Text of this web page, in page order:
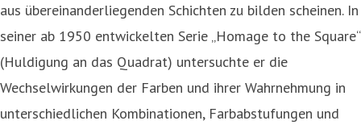
aus übereinanderliegenden Schichten zu bilden scheinen. In
seiner ab 1950 entwickelten Serie „Homage to the Square“
(Huldigung an das Quadrat) untersuchte er die
Wechselwirkungen der Farben und ihrer Wahrnehmung in
unterschiedlichen Kombinationen, Farbabstufungen und